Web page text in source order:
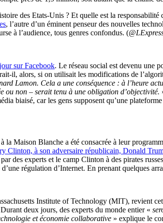
des Etats-Unis ? Et quelle est la responsabilité
, l’autre d’un éminent penseur des nouvelles
à l’audience, tous genres confondus. (
sur Facebook. Le réseau social est devenu une
il, alors, si on utilisait les modifications de
Lamon. Cela a une conséquence : à l’heure
ou non – serait tenu à une obligation d’objectivité.
biaisé, car les gens supposent qu’une
la Maison Blanche a été consacrée à leur
Clinton, à son adversaire républicain, Donald
des experts et le camp Clinton à des pirates
régulation d’Internet. En prenant quelques
Institute of Technology (MIT), revient
deux jours, des experts du monde entier «
et économie collaborative » explique le